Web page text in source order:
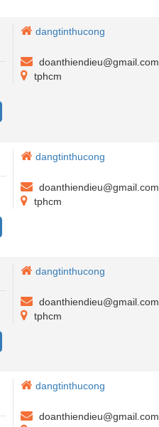
dangtinthucong
doanthiendieu@gmail.com
tphcm
dangtinthucong
doanthiendieu@gmail.com
tphcm
dangtinthucong
doanthiendieu@gmail.com
tphcm
dangtinthucong
doanthiendieu@gmail.com